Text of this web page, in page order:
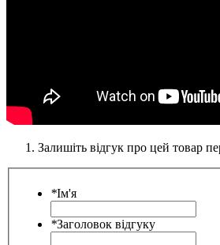
Залишіть відгук про цей товар
*Ім'я
*Заголовок відгуку